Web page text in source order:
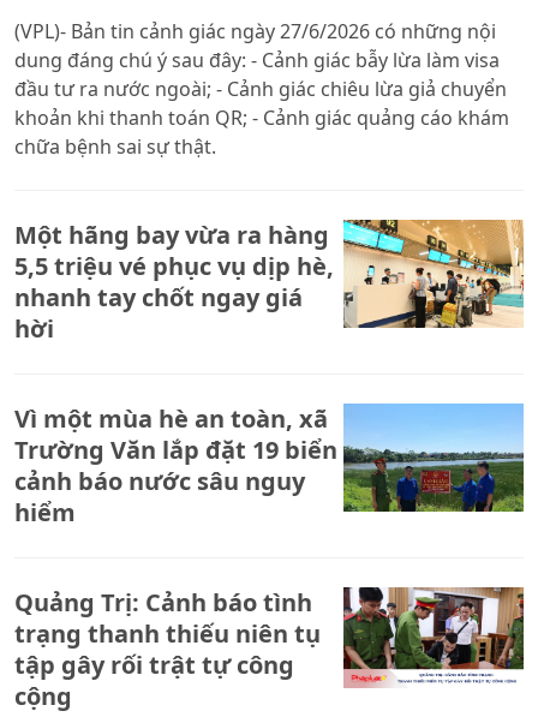
(VPL)- Bản tin cảnh giác ngày 27/6/2026 có những nội
dung đáng chú ý sau đây: - Cảnh giác bẫy lừa làm visa
đầu tư ra nước ngoài; - Cảnh giác chiêu lừa giả chuyển
khoản khi thanh toán QR; - Cảnh giác quảng cáo khám
chữa bệnh sai sự thật.
Một hãng bay vừa ra hàng
5,5 triệu vé phục vụ dịp hè,
nhanh tay chốt ngay giá
hời
Vì một mùa hè an toàn, xã
Trường Văn lắp đặt 19 biển
cảnh báo nước sâu nguy
hiểm
Quảng Trị: Cảnh báo tình
trạng thanh thiếu niên tụ
tập gây rối trật tự công
cộng